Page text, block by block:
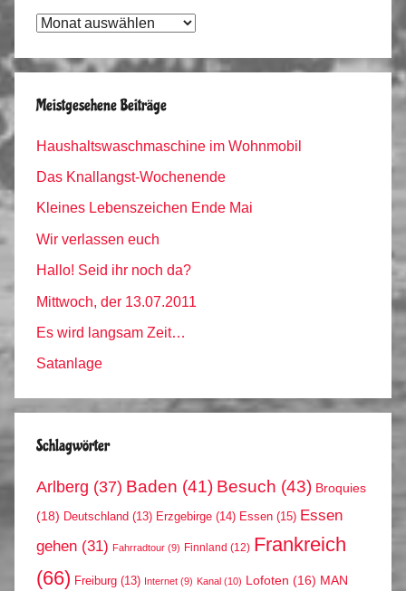
Tagebuch
Meistgesehene Beiträge
Haushaltswaschmaschine im Wohnmobil
Das Knallangst-Wochenende
Kleines Lebenszeichen Ende Mai
Wir verlassen euch
Hallo! Seid ihr noch da?
Mittwoch, der 13.07.2011
Es wird langsam Zeit…
Satanlage
Schlagwörter
Arlberg (37) Baden (41) Besuch (43) Broquies
(18) Deutschland (13) Erzgebirge (14) Essen (15) Essen
gehen (31) Fahrradtour (9) Finnland (12) Frankreich
(66) Freiburg (13) Internet (9) Kanal (10) Lofoten (16) MAN